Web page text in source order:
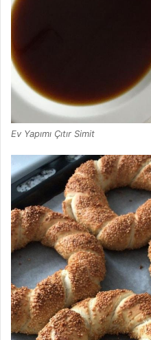
Ev Yapımı Çıtır Simit